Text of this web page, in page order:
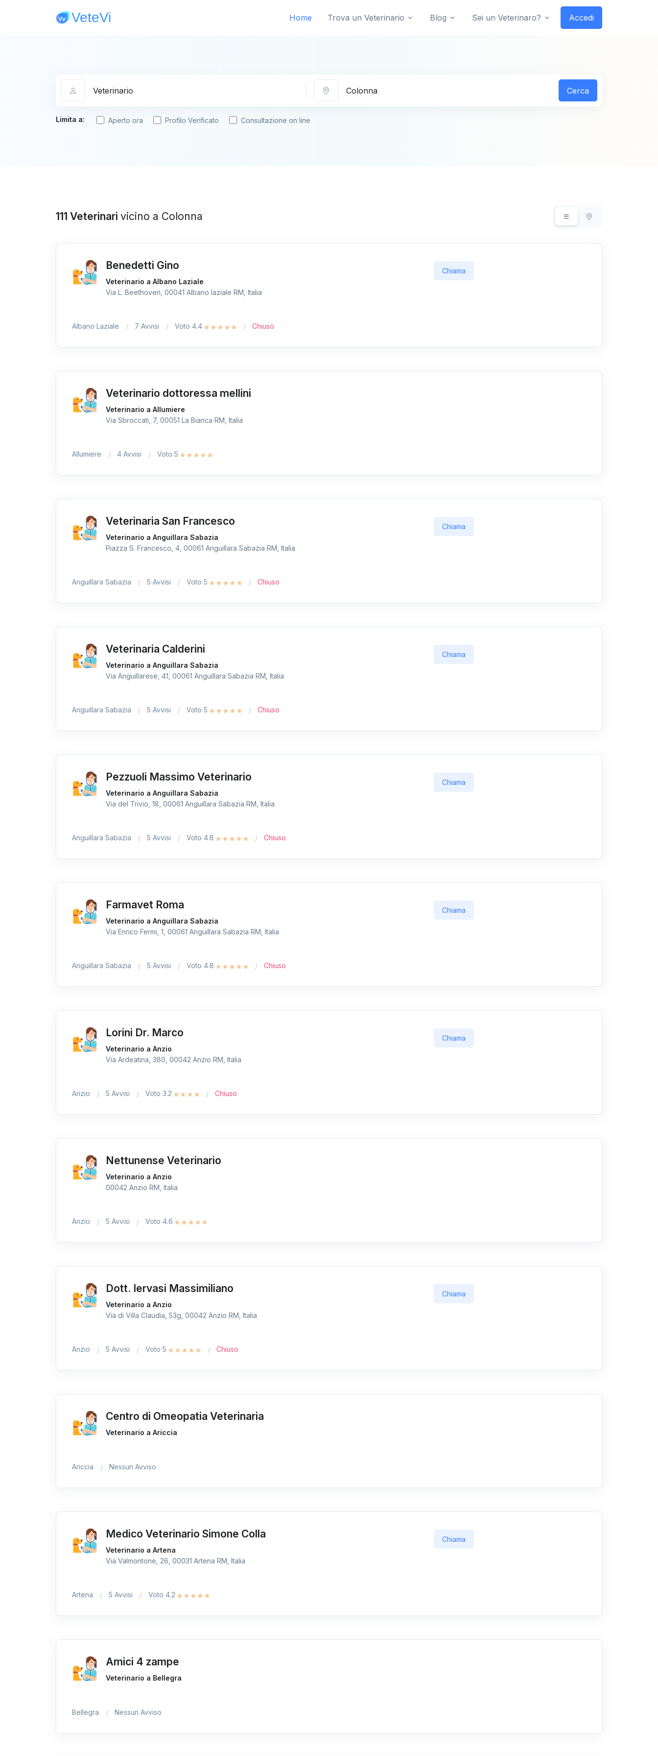
Home Trova un Veterinario Blog Sei un Veterinaro? Accedi
Cerca
Limita a: Aperto ora Profilo Verificato Consultazione on line
111 Veterinari vicino a Colonna
Benedetti Gino
Veterinario a Albano Laziale
Via L. Beethoven, 00041 Albano laziale RM, Italia
Chiama
Albano Laziale 7 Avvisi Voto 4.4 Chiuso
Veterinario dottoressa mellini
Veterinario a Allumiere
Via Sbroccati, 7, 00051 La Bianca RM, Italia
Allumiere 4 Avvisi Voto 5
Veterinaria San Francesco
Veterinario a Anguillara Sabazia
Piazza S. Francesco, 4, 00061 Anguillara Sabazia RM, Italia
Chiama
Anguillara Sabazia 5 Avvisi Voto 5 Chiuso
Veterinaria Calderini
Veterinario a Anguillara Sabazia
Via Anguillarese, 41, 00061 Anguillara Sabazia RM, Italia
Chiama
Anguillara Sabazia 5 Avvisi Voto 5 Chiuso
Pezzuoli Massimo Veterinario
Veterinario a Anguillara Sabazia
Via del Trivio, 18, 00061 Anguillara Sabazia RM, Italia
Chiama
Anguillara Sabazia 5 Avvisi Voto 4.8 Chiuso
Farmavet Roma
Veterinario a Anguillara Sabazia
Via Enrico Fermi, 1, 00061 Anguillara Sabazia RM, Italia
Chiama
Anguillara Sabazia 5 Avvisi Voto 4.8 Chiuso
Lorini Dr. Marco
Veterinario a Anzio
Via Ardeatina, 380, 00042 Anzio RM, Italia
Chiama
Anzio 5 Avvisi Voto 3.2 Chiuso
Nettunense Veterinario
Veterinario a Anzio
00042 Anzio RM, Italia
Anzio 5 Avvisi Voto 4.6
Dott. Iervasi Massimiliano
Veterinario a Anzio
Via di Villa Claudia, 53g, 00042 Anzio RM, Italia
Chiama
Anzio 5 Avvisi Voto 5 Chiuso
Centro di Omeopatia Veterinaria
Veterinario a Ariccia
Ariccia Nessun Avviso
Medico Veterinario Simone Colla
Veterinario a Artena
Via Valmontone, 26, 00031 Artena RM, Italia
Chiama
Artena 5 Avvisi Voto 4.2
Amici 4 zampe
Veterinario a Bellegra
Bellegra Nessun Avviso